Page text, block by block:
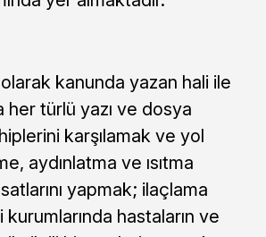
kanunda yazan hali ile
her türlü yazı ve dosya
karşılamak ve yol
aydınlatma ve ısıtma
yapmak; ilaçlama
hastaların ve